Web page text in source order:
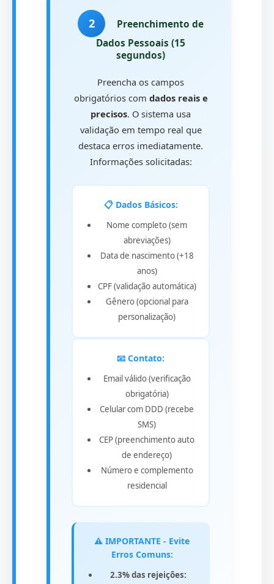
2
Preenchimento de
Dados Pessoais (15
segundos)
Preencha os campos
obrigatórios com dados reais e
precisos. O sistema usa
validação em tempo real que
destaca erros imediatamente.
Informações solicitadas:
📋 Dados Básicos:
Nome completo (sem
abreviações)
Data de nascimento (+18
anos)
CPF (validação automática)
Gênero (opcional para
personalização)
📧 Contato:
Email válido (verificação
obrigatória)
Celular com DDD (recebe
SMS)
CEP (preenchimento auto
de endereço)
Número e complemento
residencial
⚠️ IMPORTANTE - Evite
Erros Comuns:
2.3% das rejeições: